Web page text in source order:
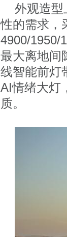
外观造型
性的需求，
4900/1950/
最大离地间
线智能前灯
AI情绪大灯
质。